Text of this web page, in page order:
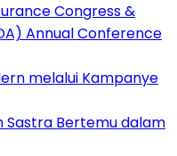
Congress &
Annual Conference
melalui Kampanye
Sastra Bertemu dalam